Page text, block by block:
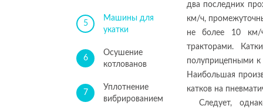
5
Машины для
укатки
6
Осушение
котлованов
7
Уплотнение
вибрированием
два последних
км/ч,
не более 10 км/
тракторами.
полуприцепными
Наибольшая
катков на
Следует,